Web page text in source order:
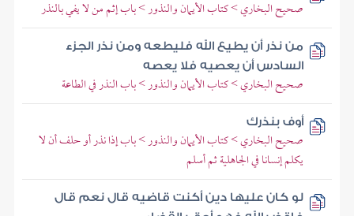
صحيح البخاري > كتاب الأيمان والنذور > باب إثم من لا يفي بالنذر
من نذر أن يطيع الله فليطعه ومن نذر الجزء
السادس أن يعصيه فلا يعصه
صحيح البخاري > كتاب الأيمان والنذور > باب النذر في الطاعة
أوف بنذرك
صحيح البخاري > كتاب الأيمان والنذور > باب إذا نذر أو حلف أن لا
يكلم إنسانا في الجاهلية ثم أسلم
لو كان عليها دين أكنت قاضيه قال نعم قال